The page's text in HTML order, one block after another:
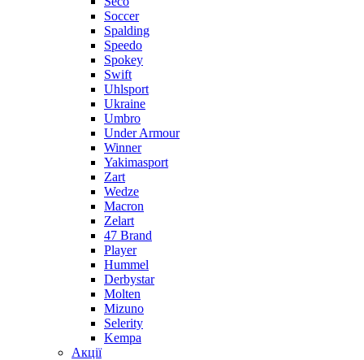
Soccer
Spalding
Speedo
Spokey
Swift
Uhlsport
Ukraine
Umbro
Under Armour
Winner
Yakimasport
Zart
Wedze
Macron
Zelart
47 Brand
Player
Hummel
Derbystar
Molten
Mizuno
Selerity
Kempa
Акції